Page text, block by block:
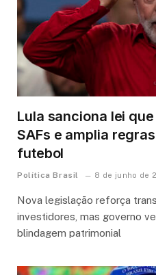
Lula sanciona lei
SAFs e amplia
futebol
Política Brasil 8 de junho de
Nova legislação reforça
investidores, mas governo
blindagem patrimonial